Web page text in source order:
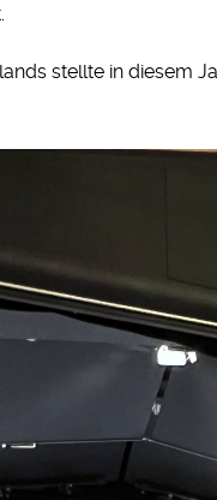
stellte in diesem